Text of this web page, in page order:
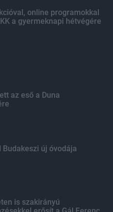
online programokkal
a gyermeknapi hétvégére
az eső a Duna
Budakeszi új óvodája
is szakirányú